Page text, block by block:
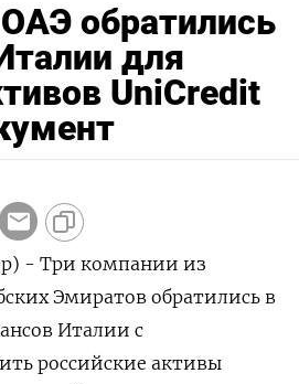
обратились
для
UniCredit
- Три компании из
Эмиратов обратились в
Италии с
российские активы